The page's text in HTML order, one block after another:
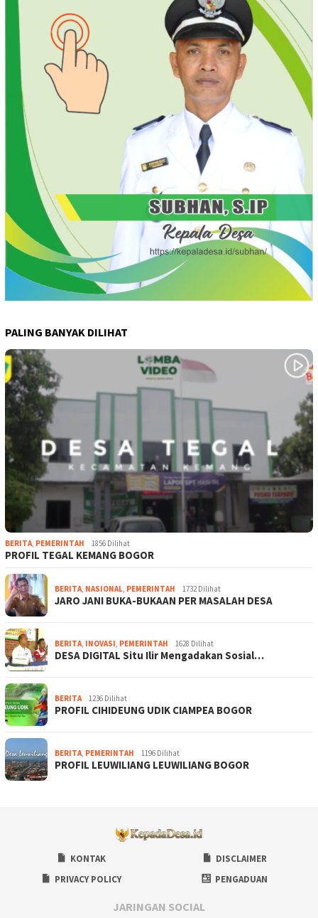
PALING BANYAK DILIHAT
BERITA, PEMERINTAH 1856 Dilihat
PROFIL TEGAL KEMANG BOGOR
BERITA, NASIONAL, PEMERINTAH 1732 Dilihat
JARO JANI BUKA-BUKAAN PER MASALAH DESA
BERITA, INOVASI, PEMERINTAH 1628 Dilihat
DESA DIGITAL Situ Ilir Mengadakan Sosial…
BERITA 1236 Dilihat
PROFIL CIHIDEUNG UDIK CIAMPEA BOGOR
BERITA, PEMERINTAH 1196 Dilihat
PROFIL LEUWILIANG LEUWILIANG BOGOR
KONTAK
DISCLAIMER
PRIVACY POLICY
PENGADUAN
JARINGAN SOCIAL